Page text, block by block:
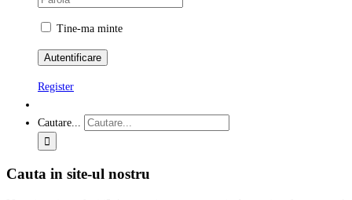
Tine-ma minte
Register
Cautare...
Cauta in site-ul nostru